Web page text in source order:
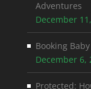
Adventures
December
Booking
December 6,
Protected: